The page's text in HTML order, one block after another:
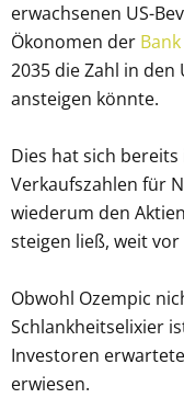
erwachsenen US-
Ökonomen der
2035 die Zahl in den
ansteigen könnte.
Dies hat sich
Verkaufszahlen für
wiederum den
steigen ließ, weit vor
Obwohl Ozempic
Schlankheitselixier
Investoren
erwiesen.